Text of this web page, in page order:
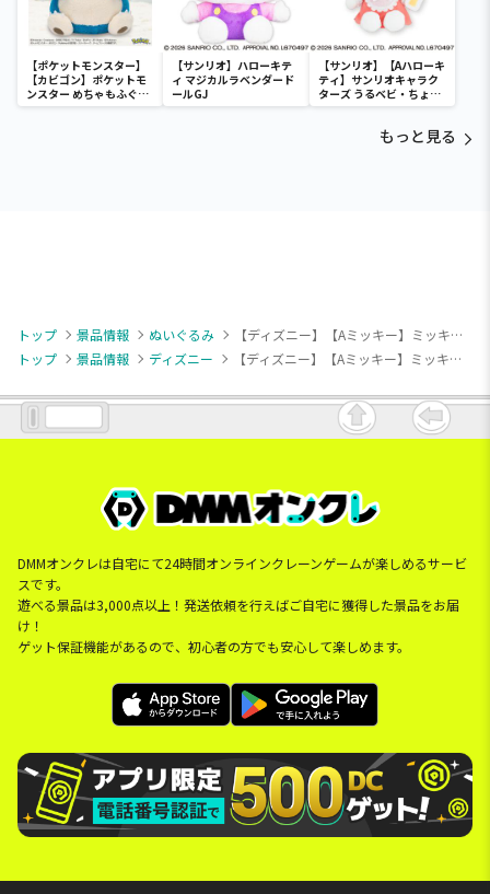
【ポケットモンスター】
【カビゴン】ポケットモ
ンスター めちゃもふぐっ
と ほっこりいやされぬい
【サンリオ】ハローキテ
ィ マジカルラベンダード
ールGJ
【サンリオ】【Aハローキ
ティ】サンリオキャラク
ターズ うるベビ・ちょい
デカドール
もっと見る
トップ 景品情報 ぬいぐるみ
【ディズニー】【Aミッキー】ミッキー＆フレンズ ミルキーボア BIGぬいぐるみ～マリンスタイル～
トップ
景品情報 ディズニー 【ディズニー】【Aミッキー】ミッキー＆フレンズ ミルキーボア BIGぬいぐるみ～マリンスタイル～
DMMオンクレは自宅にて24時間オンラインクレーンゲームが楽しめるサービ
スです。
遊べる景品は3,000点以上！発送依頼を行えばご自宅に獲得した景品をお届
け！
ゲット保証機能があるので、初心者の方でも安心して楽しめます。